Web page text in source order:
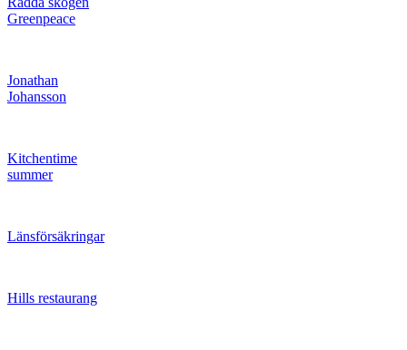
Greenpeace
Jonathan
Johansson
Kitchentime
summer
Länsförsäkringar
Hills restaurang